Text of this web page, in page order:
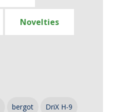
Novelties
bergot DriX H-9